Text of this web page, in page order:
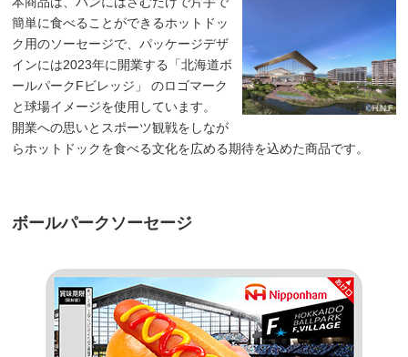
簡単に食べることができるホットドッ
ク用のソーセージで、パッケージデザ
インには2023年に開業する「北海道ボ
ールパークFビレッジ」 のロゴマーク
と球場イメージを使用しています。
開業への思いとスポーツ観戦をしなが
らホットドックを食べる文化を広める期待を込めた商品です。
ボールパークソーセージ